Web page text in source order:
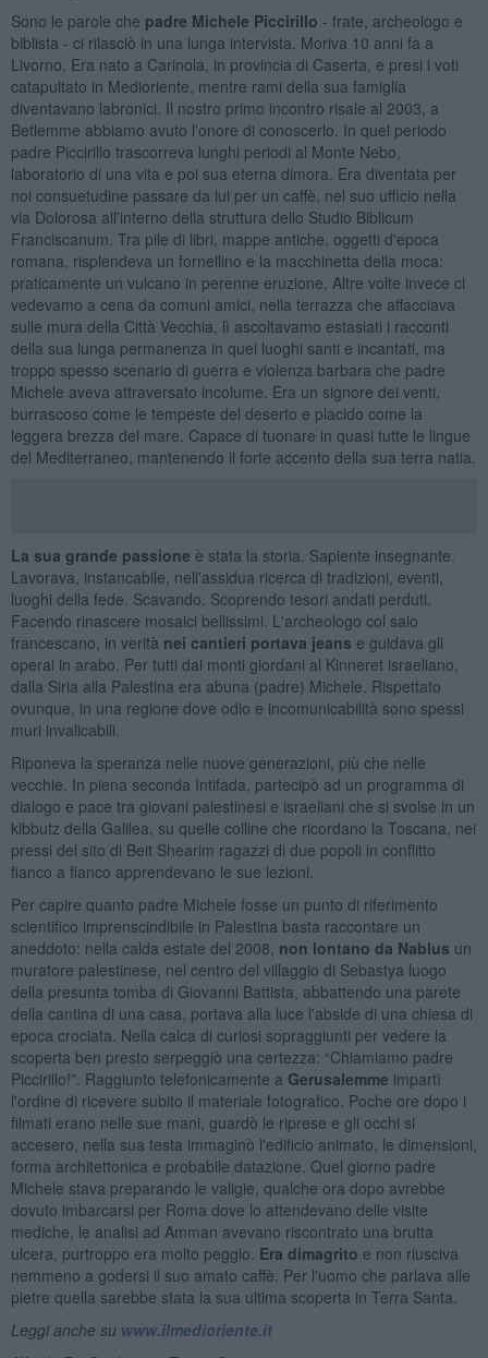
Sono le parole che padre Michele Piccirillo - frate, archeologo e
biblista - ci rilasciò in una lunga intervista. Moriva 10 anni fa a
Livorno. Era nato a Carinola, in provincia di Caserta, e presi i voti
catapultato in Medioriente, mentre rami della sua famiglia
diventavano labronici. Il nostro primo incontro risale al 2003, a
Betlemme abbiamo avuto l'onore di conoscerlo. In quel periodo
padre Piccirillo trascorreva lunghi periodi al Monte Nebo,
laboratorio di una vita e poi sua eterna dimora. Era diventata per
noi consuetudine passare da lui per un caffè, nel suo ufficio nella
via Dolorosa all'interno della struttura dello Studio Biblicum
Franciscanum. Tra pile di libri, mappe antiche, oggetti d'epoca
romana, risplendeva un fornellino e la macchinetta della moca:
praticamente un vulcano in perenne eruzione. Altre volte invece ci
vedevamo a cena da comuni amici, nella terrazza che affacciava
sulle mura della Città Vecchia, lì ascoltavamo estasiati i racconti
della sua lunga permanenza in quei luoghi santi e incantati, ma
troppo spesso scenario di guerra e violenza barbara che padre
Michele aveva attraversato incolume. Era un signore dei venti,
burrascoso come le tempeste del deserto e placido come la
leggera brezza del mare. Capace di tuonare in quasi tutte le lingue
del Mediterraneo, mantenendo il forte accento della sua terra natia.
La sua grande passione è stata la storia. Sapiente insegnante.
Lavorava, instancabile, nell'assidua ricerca di tradizioni, eventi,
luoghi della fede. Scavando. Scoprendo tesori andati perduti.
Facendo rinascere mosaici bellissimi. L'archeologo col saio
francescano, in verità nei cantieri portava jeans e guidava gli
operai in arabo. Per tutti dai monti giordani al Kinneret israeliano,
dalla Siria alla Palestina era abuna (padre) Michele. Rispettato
ovunque, in una regione dove odio e incomunicabilità sono spessi
muri invalicabili.
Riponeva la speranza nelle nuove generazioni, più che nelle
vecchie. In piena seconda Intifada, partecipò ad un programma di
dialogo e pace tra giovani palestinesi e israeliani che si svolse in un
kibbutz della Galilea, su quelle colline che ricordano la Toscana, nei
pressi del sito di Beit Shearim ragazzi di due popoli in conflitto
fianco a fianco apprendevano le sue lezioni.
Per capire quanto padre Michele fosse un punto di riferimento
scientifico imprenscindibile in Palestina basta raccontare un
aneddoto: nella calda estate del 2008, non lontano da Nablus un
muratore palestinese, nel centro del villaggio di Sebastya luogo
della presunta tomba di Giovanni Battista, abbattendo una parete
della cantina di una casa, portava alla luce l'abside di una chiesa di
epoca crociata. Nella calca di curiosi sopraggiunti per vedere la
scoperta ben presto serpeggiò una certezza: “Chiamiamo padre
Piccirillo!”. Raggiunto telefonicamente a Gerusalemme impartì
l'ordine di ricevere subito il materiale fotografico. Poche ore dopo i
filmati erano nelle sue mani, guardò le riprese e gli occhi si
accesero, nella sua testa immaginò l'edificio animato, le dimensioni,
forma architettonica e probabile datazione. Quel giorno padre
Michele stava preparando le valigie, qualche ora dopo avrebbe
dovuto imbarcarsi per Roma dove lo attendevano delle visite
mediche, le analisi ad Amman avevano riscontrato una brutta
ulcera, purtroppo era molto peggio. Era dimagrito e non riusciva
nemmeno a godersi il suo amato caffè. Per l'uomo che parlava alle
pietre quella sarebbe stata la sua ultima scoperta in Terra Santa.
Leggi anche su www.ilmedioriente.it